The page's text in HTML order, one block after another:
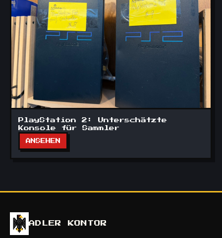
PlayStation 2: Unterschätzte
Konsole für Sammler
ANSEHEN
ADLER KONTOR